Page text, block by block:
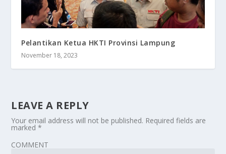
Pelantikan Ketua HKTI Provinsi Lampung
November 18, 2023
LEAVE A REPLY
Your email address will not be published. Required fields are
marked*
COMMENT